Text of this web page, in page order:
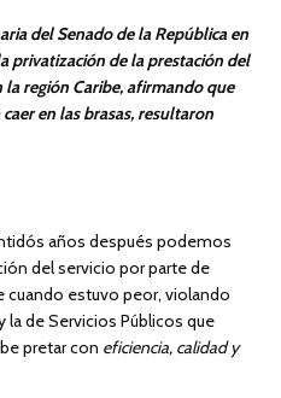
del Senado de la República en
privatización de la prestación del
la región Caribe, afirmando que
en las brasas, resultaron
años después podemos
del servicio por parte de
cuando estuvo peor, violando
la de Servicios Públicos que
pretar con eficiencia, calidad y